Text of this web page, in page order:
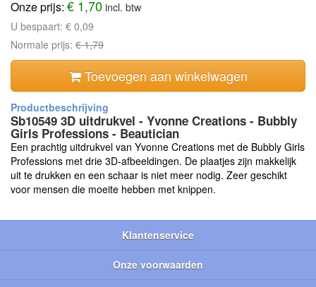
Onze prijs: € 1,70incl. btw
U bespaart: € 0,09
Normale prijs: € 1,79
Toevoegen aan winkelwagen
Sb10549 3D uitdrukvel - Yvonne Creations - Bubbly
Girls Professions - Beautician
Een prachtig uitdrukvel van Yvonne Creations met de Bubbly Girls
Professions met drie 3D-afbeeldingen. De plaatjes zijn makkelijk
uit te drukken en een schaar is niet meer nodig. Zeer geschikt
voor mensen die moeite hebben met knippen.
Klantenservice
Onze voorwaarden